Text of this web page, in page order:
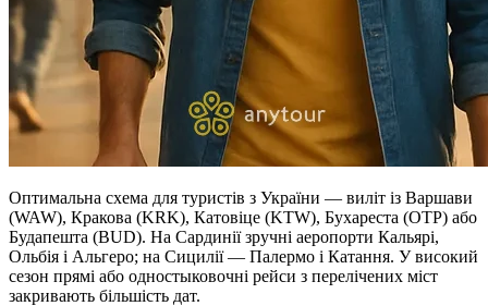
Оптимальна схема для туристів з України — виліт із Варшави
(WAW), Кракова (KRK), Катовіце (KTW), Бухареста (OTP) або
Будапешта (BUD). На Сардинії зручні аеропорти Кальярі,
Ольбія і Альгеро; на Сицилії — Палермо і Катання. У високий
сезон прямі або одностыковочні рейси з перелічених міст
закривають більшість дат.